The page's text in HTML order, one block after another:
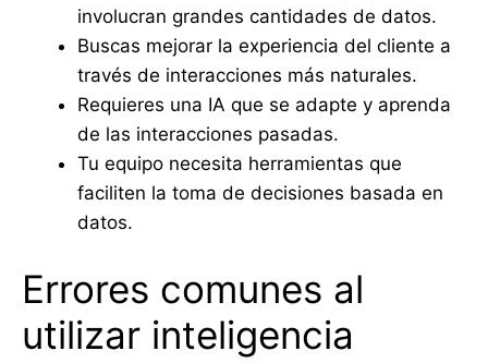
involucran grandes cantidades de datos.
Buscas mejorar la experiencia del cliente a
través de interacciones más naturales.
Requieres una IA que se adapte y aprenda
de las interacciones pasadas.
Tu equipo necesita herramientas que
faciliten la toma de decisiones basada en
datos.
Errores comunes al
utilizar inteligencia